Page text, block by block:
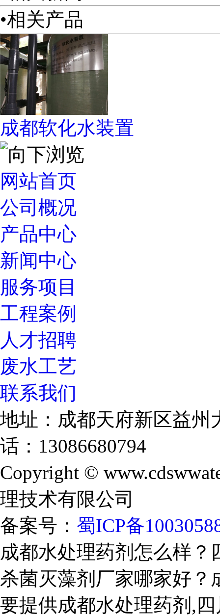
•相关产品
成都软化水装置
网站首页
公司概况
产品中心
新闻中心
服务项目
工程案例
人才招聘
废水工艺
联系我们
地址：成都天府新区益
话：13086680794
Copyright ©
理技术有限公司
备案号： 蜀ICP备
成都水处理药剂怎么样
杀菌灭藻剂厂家哪家好
要提供成都水处理药剂,